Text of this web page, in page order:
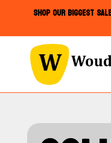
SHOP OUR BIGGEST